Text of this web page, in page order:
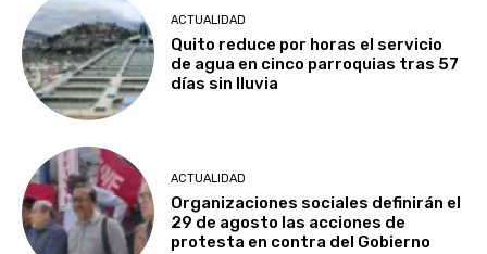
ACTUALIDAD
Quito reduce por horas el servicio
de agua en cinco parroquias tras 57
días sin lluvia
ACTUALIDAD
Organizaciones sociales definirán el
29 de agosto las acciones de
protesta en contra del Gobierno